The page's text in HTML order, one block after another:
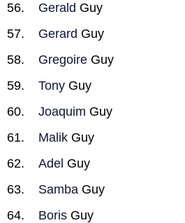
Gerald Guy
Gerard Guy
Gregoire Guy
Tony Guy
Joaquim Guy
Malik Guy
Adel Guy
Samba Guy
Boris Guy